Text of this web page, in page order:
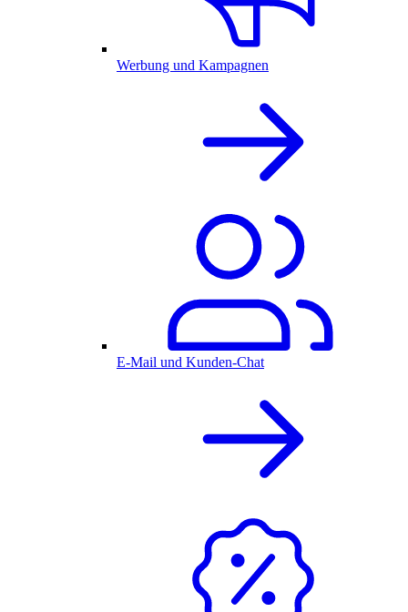
Werbung und Kampagnen
E-Mail und Kunden-Chat